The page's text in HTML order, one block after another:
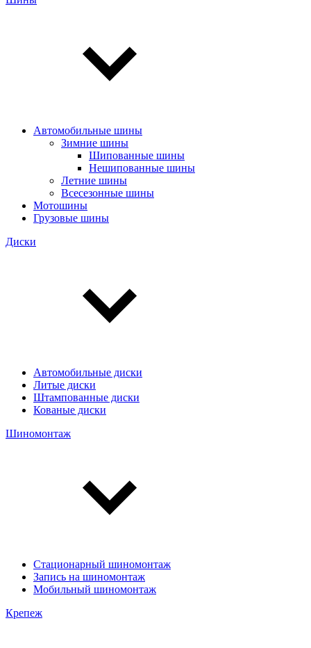
Автомобильные шины
Зимние шины
Шипованные шины
Нешипованные шины
Летние шины
Всесезонные шины
Мотошины
Грузовые шины
Диски
Автомобильные диски
Литые диски
Штампованные диски
Кованые диски
Шиномонтаж
Стационарный шиномонтаж
Запись на шиномонтаж
Мобильный шиномонтаж
Крепеж